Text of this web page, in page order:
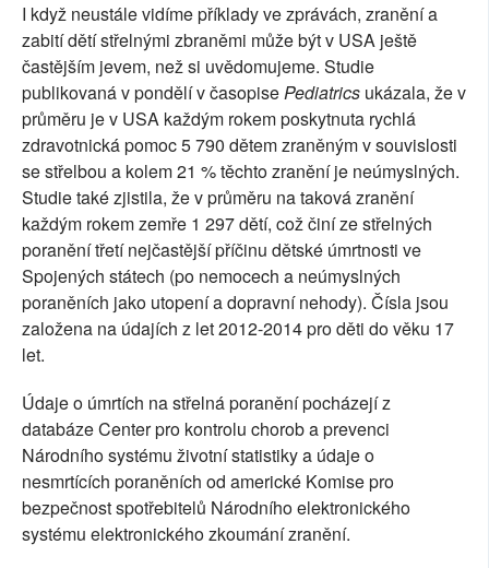
I když neustále vidíme příklady ve zprávách, zranění a
zabití dětí střelnými zbraněmi může být v USA ještě
častějším jevem, než si uvědomujeme. Studie
publikovaná v pondělí v časopisePediatrics ukázala, že v
průměru je v USA každým rokem poskytnuta rychlá
zdravotnická pomoc 5 790 dětem zraněným v souvislosti
se střelbou a kolem 21 % těchto zranění je neúmyslných.
Studie také zjistila, že v průměru na taková zranění
každým rokem zemře 1 297 dětí, což činí ze střelných
poranění třetí nejčastější příčinu dětské úmrtnosti ve
Spojených státech (po nemocech a neúmyslných
poraněních jako utopení a dopravní nehody). Čísla jsou
založena na údajích z let 2012-2014 pro děti do věku 17
let.
Údaje o úmrtích na střelná poranění pocházejí z
databáze Center pro kontrolu chorob a prevenci
Národního systému životní statistiky a údaje o
nesmrtících poraněních od americké Komise pro
bezpečnost spotřebitelů Národního elektronického
systému elektronického zkoumání zranění.